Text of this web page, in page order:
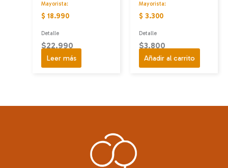
Mayorista:
$ 18.990
Detalle
$22.990
Leer más
Mayorista:
$ 3.300
Detalle
$3.800
Añadir al carrito